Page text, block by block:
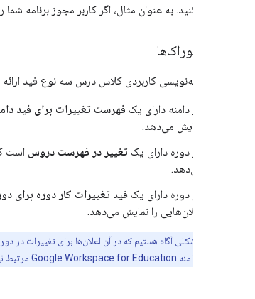
مشاهده کنید. به عنوان مثال، اگر کاربر مجوز برنامه
انواع خوراک‌ها
رابط برنامه‌نویسی کاربردی کلاس درس سه نوع فید
هر دامنه دارای یک فهرست تغییرات برای فید
نمایش می‌دهد.
هر دوره دارای یک تغییر در فهرست دروس است
می‌دهد.
هر دوره دارای یک فید تغییرات کار دوره برای
اعلان‌هایی را نمایش می‌دهد.
کار می‌کنید که به دامنه Google Workspace for Education مرتبط نیستند، به خاطر داشته باشید که اعلان‌ها برای